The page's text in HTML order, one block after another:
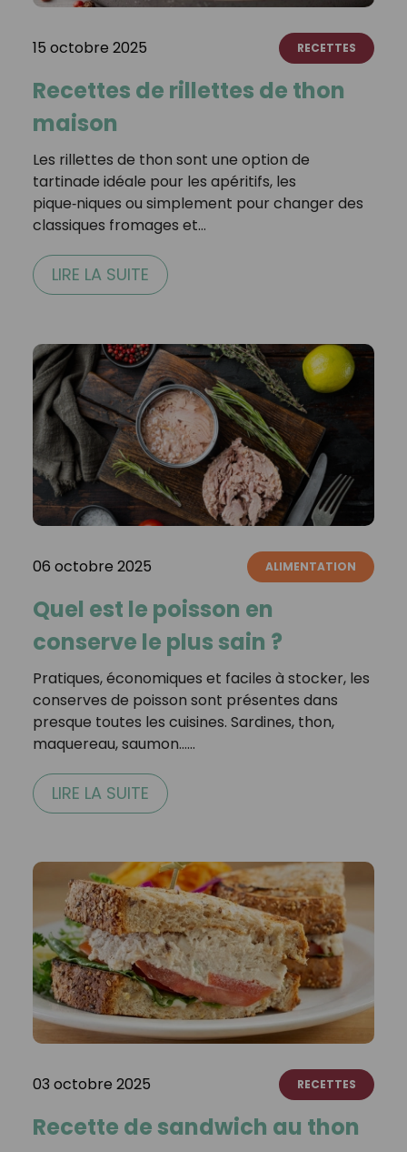
15 octobre 2025 RECETTES
Recettes de rillettes de thon
maison
Les rillettes de thon sont une option de
tartinade idéale pour les apéritifs, les
pique‑niques ou simplement pour changer des
classiques fromages et…
LIRE LA SUITE
06 octobre 2025 ALIMENTATION
Quel est le poisson en
conserve le plus sain ?
Pratiques, économiques et faciles à stocker, les
conserves de poisson sont présentes dans
presque toutes les cuisines. Sardines, thon,
maquereau, saumon……
LIRE LA SUITE
03 octobre 2025 RECETTES
Recette de sandwich au thon